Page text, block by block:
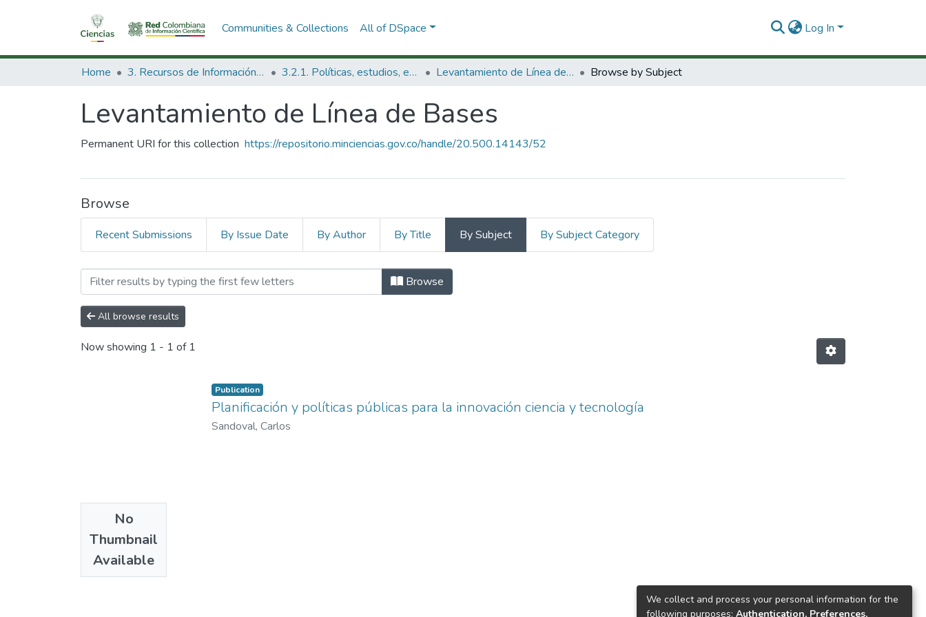
Communities & Collections All of DSpace Log In
Home 3. Recursos de Información Científica y Tecnológica 3.2.1. Políticas, estudios, evaluaciones e indicadores de CTeI Levantamiento de Línea de Bases Browse by Subject
Levantamiento de Línea de Bases
Permanent URI for this collection https://repositorio.minciencias.gov.co/handle/20.500.14143/52
Browse
Recent Submissions By Issue Date By Author By Title By Subject By Subject Category
Browsing Levantamiento de Línea de Bases by Subject "Fuentes de Información"
Browse
All browse results
Now showing 1 - 1 of 1
No
Thumbnail
Available
Publication
Planificación y políticas públicas para la innovación ciencia y tecnología
Sandoval, Carlos
We collect and process your personal information for the
following purposes: Authentication, Preferences,